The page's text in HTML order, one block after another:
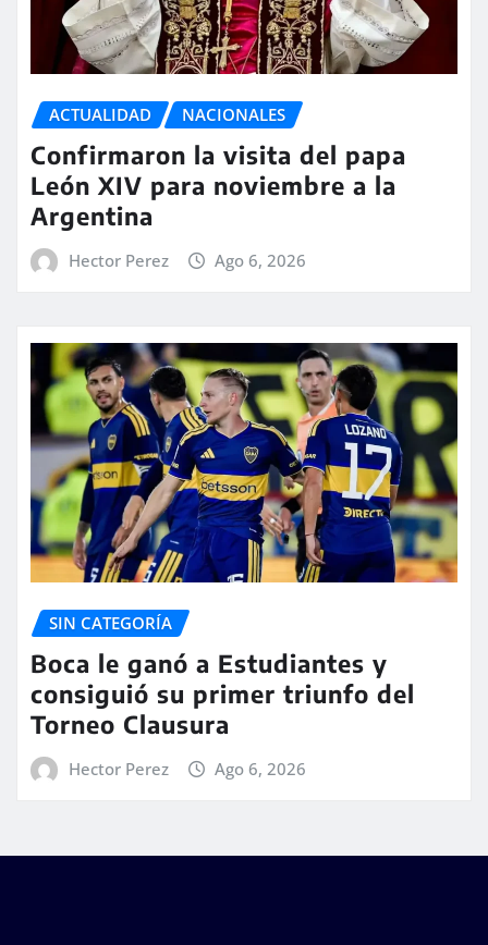
ACTUALIDAD NACIONALES
Confirmaron la visita del papa
León XIV para noviembre a la
Argentina
Hector Perez Ago 6, 2026
SIN CATEGORÍA
Boca le ganó a Estudiantes y
consiguió su primer triunfo del
Torneo Clausura
Hector Perez Ago 6, 2026